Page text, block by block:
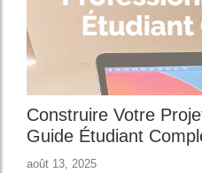
Construire Votre
Guide Étudiant
août 13, 2025